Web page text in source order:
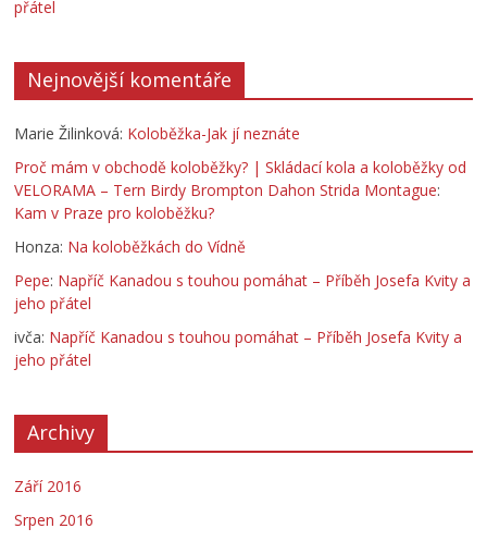
přátel
Nejnovější komentáře
Marie Žilinková: Koloběžka-Jak jí neznáte
Proč mám v obchodě koloběžky? | Skládací kola a koloběžky od
VELORAMA – Tern Birdy Brompton Dahon Strida Montague:
Kam v Praze pro koloběžku?
Honza: Na koloběžkách do Vídně
Pepe: Napříč Kanadou s touhou pomáhat – Příběh Josefa Kvity a
jeho přátel
ivča: Napříč Kanadou s touhou pomáhat – Příběh Josefa Kvity a
jeho přátel
Archivy
Září 2016
Srpen 2016